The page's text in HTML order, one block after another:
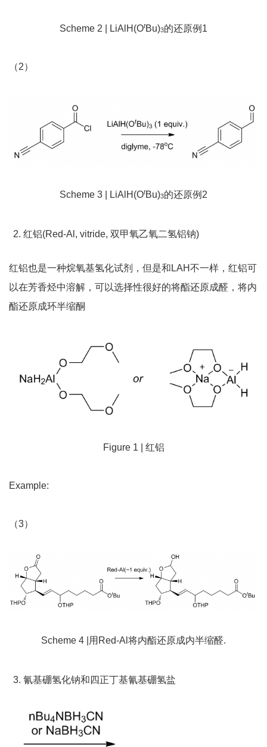
Scheme 2 | LiAlH(OtBu)3的还原例1
（2）
Scheme 3 | LiAlH(OtBu)3的还原例2
红铝(Red-Al, vitride, 双甲氧乙氧二氢铝钠)
红铝也是一种烷氧基氢化试剂，但是和LAH不一样，红铝可
以在芳香烃中溶解，可以选择性很好的将酯还原成醛，将内
酯还原成环半缩酮
Figure 1 | 红铝
Example:
（3）
Scheme 4 |用Red-Al将内酯还原成内半缩醛.
氰基硼氢化钠和四正丁基氰基硼氢盐